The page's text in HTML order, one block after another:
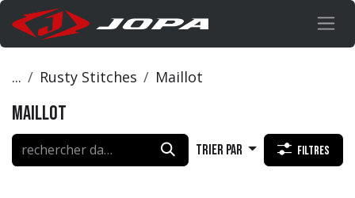
Se rendre au contenu
... Rusty Stitches Maillot
Maillot
Trier par Filtres